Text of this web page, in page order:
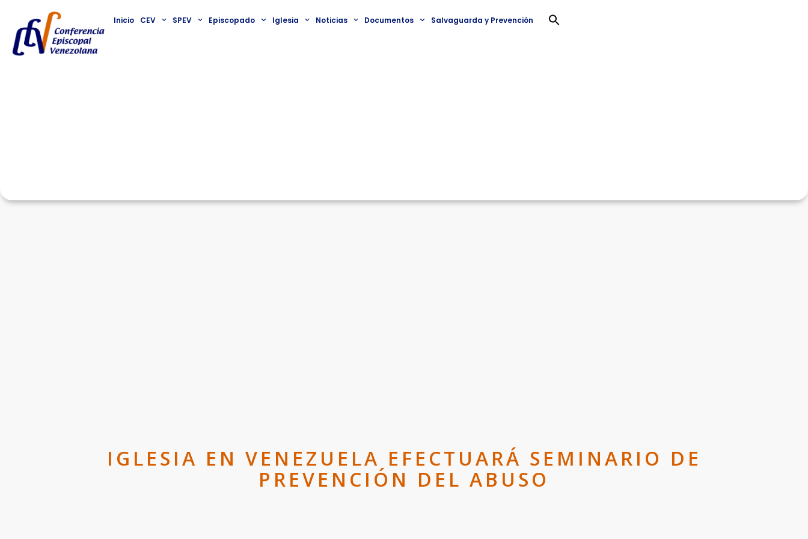
Inicio CEV SPEV Episcopado Iglesia Noticias Documentos Salvaguarda y Prevención
IGLESIA EN VENEZUELA EFECTUARÁ SEMINARIO DE
PREVENCIÓN DEL ABUSO